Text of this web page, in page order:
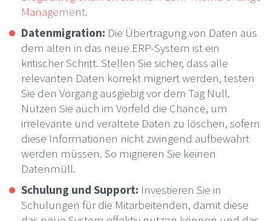
Management.
Datenmigration: Die Übertragung von Daten aus
dem alten in das neue ERP-System ist ein
kritischer Schritt. Stellen Sie sicher, dass alle
relevanten Daten korrekt migriert werden, testen
Sie den Vorgang ausgiebig vor dem Tag Null.
Nutzen Sie auch im Vorfeld die Chance, um
irrelevante und veraltete Daten zu löschen, sofern
diese Informationen nicht zwingend aufbewahrt
werden müssen. So migrieren Sie keinen
Datenmüll.
Schulung und Support: Investieren Sie in
Schulungen für die Mitarbeitenden, damit diese